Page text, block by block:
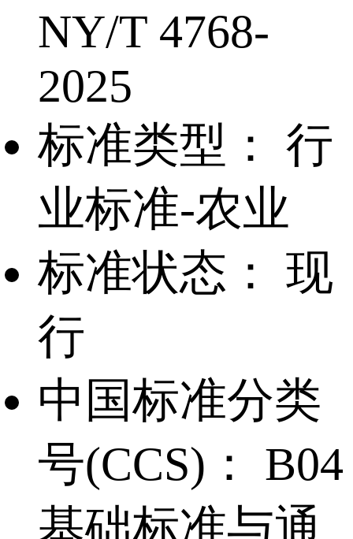
NY/T 4768-
2025
标准类型：
行
业标准-农业
标准状态：
现
行
中国标准分类
号(CCS)：
B04
基础标准与通